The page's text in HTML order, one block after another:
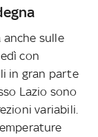
anche sulle
con
in gran parte
Lazio sono
variabili.